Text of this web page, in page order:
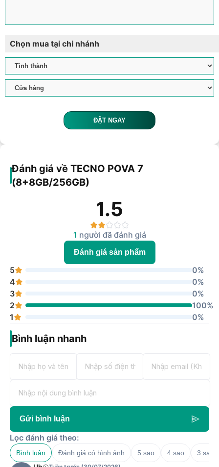
Chọn mua tại chi nhánh
ĐẶT NGAY
Đánh giá về TECNO POVA 7
(8+8GB/256GB)
1.5
1 người đã đánh giá
Đánh giá sản phẩm
5
0%
4
0%
3
0%
2
100%
1
0%
Bình luận nhanh
Gửi bình luận
Lọc đánh giá theo:
Bình luận Đánh giá có hình ảnh 5 sao 4 sao 3 sao